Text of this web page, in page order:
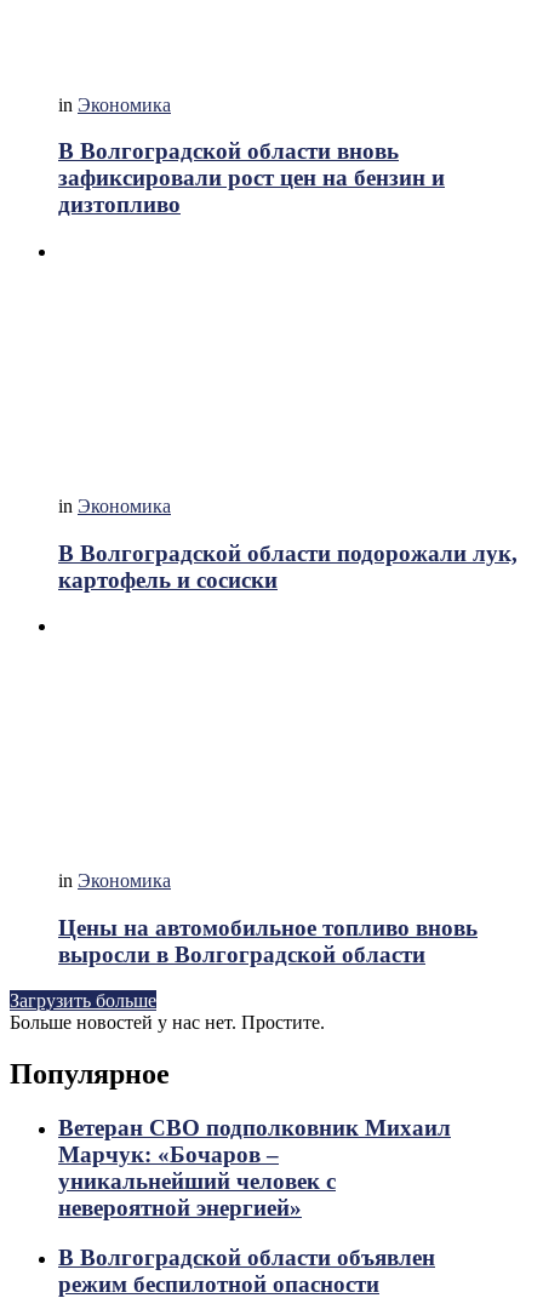
in Экономика
В Волгоградской области вновь
зафиксировали рост цен на бензин и
дизтопливо
in Экономика
В Волгоградской области подорожали лук,
картофель и сосиски
in Экономика
Цены на автомобильное топливо вновь
выросли в Волгоградской области
Загрузить больше
Больше новостей у нас нет. Простите.
Популярное
Ветеран СВО подполковник Михаил
Марчук: «Бочаров –
уникальнейший человек с
невероятной энергией»
В Волгоградской области объявлен
режим беспилотной опасности